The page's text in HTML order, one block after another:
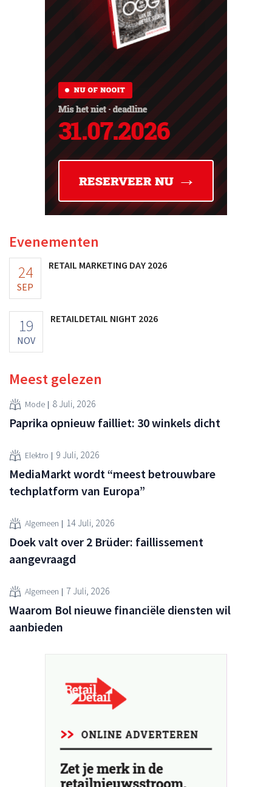
Evenementen
24
SEP
RETAIL MARKETING DAY 2026
19
NOV
RETAILDETAIL NIGHT 2026
Meest gelezen
Mode 8 Juli, 2026
Paprika opnieuw failliet: 30 winkels dicht
Elektro 9 Juli, 2026
MediaMarkt wordt “meest betrouwbare
techplatform van Europa”
Algemeen 14 Juli, 2026
Doek valt over 2 Brüder: faillissement
aangevraagd
Algemeen 7 Juli, 2026
Waarom Bol nieuwe financiële diensten wil
aanbieden